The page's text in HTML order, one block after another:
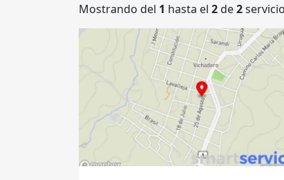
Mostrando del 1 hasta el 2de2